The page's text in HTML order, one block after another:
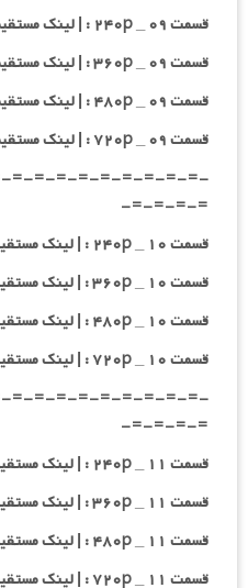
قسمت ۰۹ _ ۲۴۰p : | لینک مستقیم |دوبله فارسی
قسمت ۰۹ _ ۳۶۰p : | لینک مستقیم |دوبله فارسی
قسمت ۰۹ _ ۴۸۰p : | لینک مستقیم |دوبله فارسی
قسمت ۰۹ _ ۷۲۰p : | لینک مستقیم |دوبله فارسی
=-=-=-=-=-=-=-=-=-
=-=-=-=-
قسمت ۱۰ _ ۲۴۰p : | لینک مستقیم |دوبله فارسی
قسمت ۱۰ _ ۳۶۰p : | لینک مستقیم |دوبله فارسی
قسمت ۱۰ _ ۴۸۰p : | لینک مستقیم |دوبله فارسی
قسمت ۱۰ _ ۷۲۰p : | لینک مستقیم |دوبله فارسی
=-=-=-=-=-=-=-=-=-
=-=-=-=-
قسمت ۱۱ _ ۲۴۰p : | لینک مستقیم |دوبله فارسی
قسمت ۱۱ _ ۳۶۰p : | لینک مستقیم |دوبله فارسی
قسمت ۱۱ _ ۴۸۰p : | لینک مستقیم |دوبله فارسی
قسمت ۱۱ _ ۷۲۰p : | لینک مستقیم |دوبله فارسی